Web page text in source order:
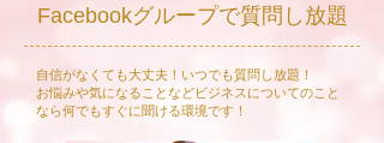
Facebookグループで質問し放題
自信がなくても大丈夫！いつでも質問し放題！
​お悩みや気になることなどビジネスについてのこと
なら何でもすぐに聞ける環境です！